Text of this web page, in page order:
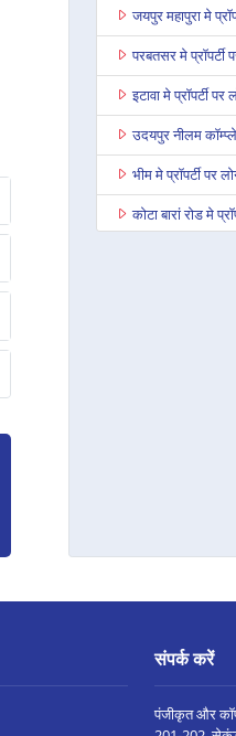
जयपुर महापुरा मे
परबतसर मे प्रॉपर्टी
इटावा मे प्रॉपर्टी पर
उदयपुर नीलम
भीम मे प्रॉपर्टी पर
कोटा बारां रोड मे
जयपुर जगतपुरा मे
भद्र मे प्रॉपर्टी पर
खेतड़ी मे प्रॉपर्टी पर
संपर्क करें
पंजीकृत और